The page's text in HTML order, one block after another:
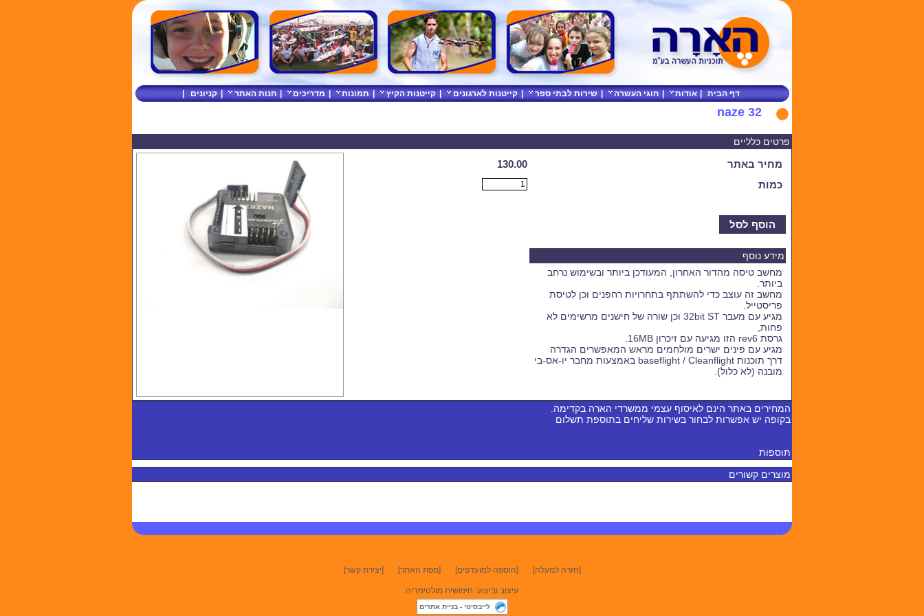
דף הבית אודות חוגי העשרה שירות לבתי ספר קייטנות לארגונים קייטנות הקיץ תמונות מדריכים חנות האתר קניונים
פרטים כלליים
מחיר באתר
130.00
כמות
הוסף לסל
מידע נוסף
מחשב טיסה מהדור האחרון, המעודכן ביותר ובשימוש נרחב
ביותר.
מחשב זה עוצב כדי להשתתף בתחרויות רחפנים וכן לטיסת
פריסטייל.
מגיע עם מעבר 32bit ST וכן שורה של חישנים מרשימים לא
פחות,
גרסת rev6 הזו מגיעה עם זיכרון 16MB.
מגיע עם פינים ישרים מולחמים מראש המאפשרים הגדרה
דרך תוכנות baseflight / Cleanflight באמצעות מחבר יו-אס-בי
מובנה (לא כלול).
המחירים באתר הינם לאיסוף עצמי ממשרדי הארה בקדימה.
בקופה יש אפשרות לבחור בשירות שליחים בתוספת תשלום
תוספות
מוצרים קשורים
[חזרה למעלה] [הוספה למועדפים] [מפת האתר] [יצירת קשר]
עיצוב וביצוע: חיפושית מולטימדיה
לייבסיטי - בניית אתרים